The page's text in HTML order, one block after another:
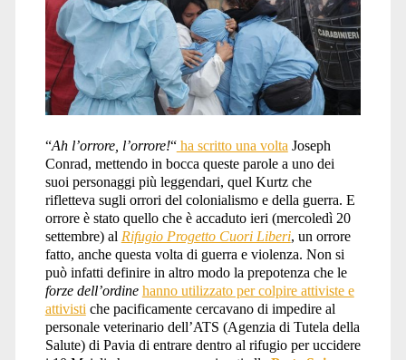
“Ah l’orrore, l’orrore!“ha scritto una volta Joseph
Conrad, mettendo in bocca queste parole a uno dei
suoi personaggi più leggendari, quel Kurtz che
rifletteva sugli orrori del colonialismo e della guerra. E
orrore è stato quello che è accaduto ieri (mercoledì 20
settembre) al Rifugio Progetto Cuori Liberi, un orrore
fatto, anche questa volta di guerra e violenza. Non si
può infatti definire in altro modo la prepotenza che le
forze dell’ordine hanno utilizzato per colpire attiviste e
attivisti che pacificamente cercavano di impedire al
personale veterinario dell’ATS (Agenzia di Tutela della
Salute) di Pavia di entrare dentro al rifugio per uccidere